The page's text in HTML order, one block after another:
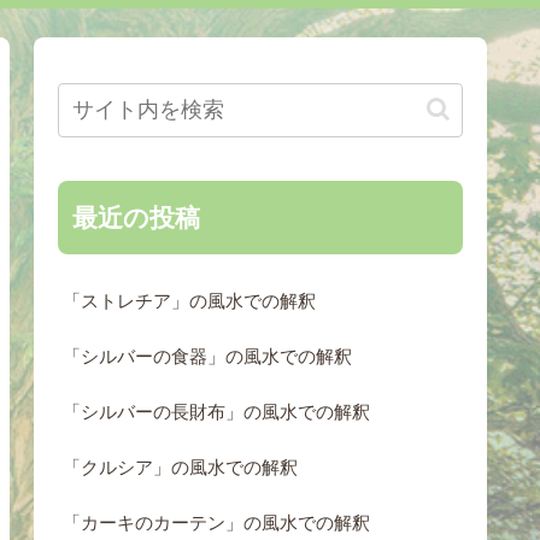
最近の投稿
「ストレチア」の風水での解釈
「シルバーの食器」の風水での解釈
「シルバーの長財布」の風水での解釈
「クルシア」の風水での解釈
「カーキのカーテン」の風水での解釈